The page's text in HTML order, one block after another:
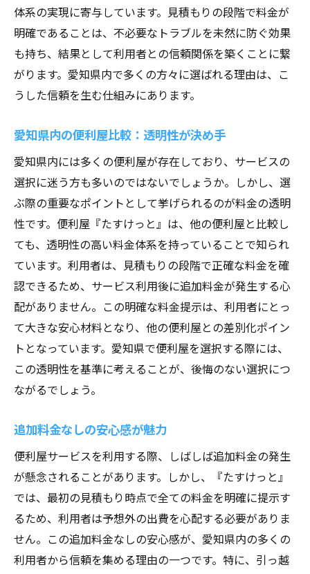
料金透明性で差別化を図る便利屋たすけっと
差別化戦略としての料金透明性
利用者が求める透明性と信頼性
他社との差別化ポイントを分析
透明性が顧客にもたらすメリット
たすけっとが選ばれる理由を深掘り
たすけっとの料金の安さと透明性が選ばれる理
由
安さと透明性の両立がもたらす価値
価格競争における透明性の意味
顧客満足度を高める料金設定
他社と比べた際の料金の魅力
透明性が生む信頼感と選ばれる理由
利用者が語るたすけっとの魅力
安心して利用できる愛知県の便利屋たすけっと
の魅力
安心感がもたらす利用者の満足度
利用者の声が証明する安心感
透明性が支えるたすけっとの魅力
安心して依頼できる理由を解説
愛知県内での信頼性の高さ
料金の透明性がもたらす便利屋たすけっとの安
心感
体系の実現に寄与しています。見積もりの段階で料金が
明確であることは、不必要なトラブルを未然に防ぐ効果
も持ち、結果として利用者との信頼関係を築くことに繋
がります。愛知県内で多くの方々に選ばれる理由は、こ
うした信頼を生む仕組みにあります。
愛知県内の便利屋比較：透明性が決め手
愛知県内には多くの便利屋が存在しており、サービスの
選択に迷う方も多いのではないでしょうか。しかし、選
ぶ際の重要なポイントとして挙げられるのが料金の透明
性です。便利屋『たすけっと』は、他の便利屋と比較し
ても、透明性の高い料金体系を持っていることで知られ
ています。利用者は、見積もりの段階で正確な料金を確
認できるため、サービス利用後に追加料金が発生する心
配がありません。この明確な料金提示は、利用者にとっ
て大きな安心材料となり、他の便利屋との差別化ポイン
トとなっています。愛知県で便利屋を選択する際には、
この透明性を基準に考えることが、後悔のない選択につ
ながるでしょう。
追加料金なしの安心感が魅力
便利屋サービスを利用する際、しばしば追加料金の発生
が懸念されることがあります。しかし、『たすけっと』
では、最初の見積もり時点で全ての料金を明確に提示す
るため、利用者は予想外の出費を心配する必要がありま
せん。この追加料金なしの安心感が、愛知県内の多くの
利用者から信頼を集める理由の一つです。特に、引っ越